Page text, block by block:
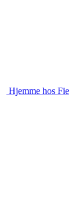
Hjemme hos Fie